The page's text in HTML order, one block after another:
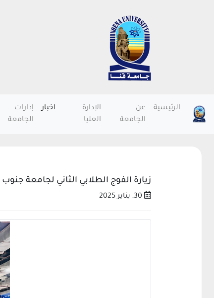
الرئيسية
عن
الجامعة
الإدارة
العليا
اخبار
إدارات
الجامعة
زيارة الفوج الطلابي الثاني لجامعة